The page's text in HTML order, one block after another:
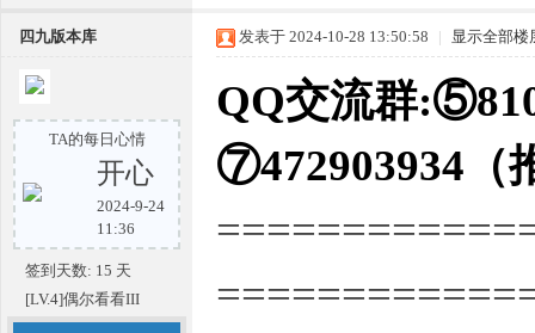
九
四九版本库
TA的每日心情
开心
2024-9-24
11:36
签到天数: 15 天
[LV.4]偶尔看看III
发表于 2024-10-28 13:50:58 | 显示全部楼
QQ交流群
⑦472903934（